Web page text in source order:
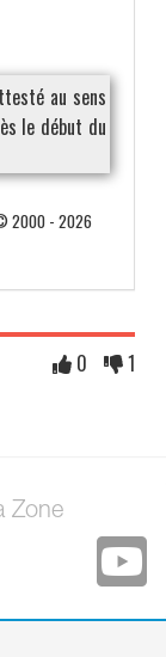
au sens
le début du
© 2000 - 2026
0 1
Zone